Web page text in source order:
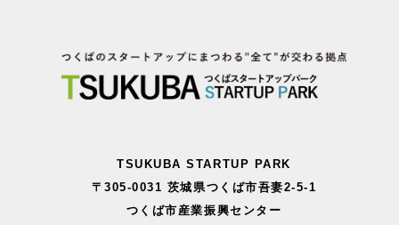
TSUKUBA STARTUP PARK
〒305-0031 茨城県つくば市吾妻2-5-1
つくば市産業振興センター